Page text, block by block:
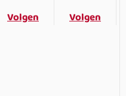
Volgen
Volgen